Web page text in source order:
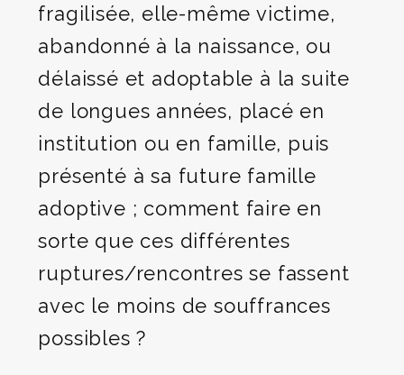
fragilisée, elle-même victime,
abandonné à la naissance, ou
délaissé et adoptable à la suite
de longues années, placé en
institution ou en famille, puis
présenté à sa future famille
adoptive ; comment faire en
sorte que ces différentes
ruptures/rencontres se fassent
avec le moins de souffrances
possibles ?